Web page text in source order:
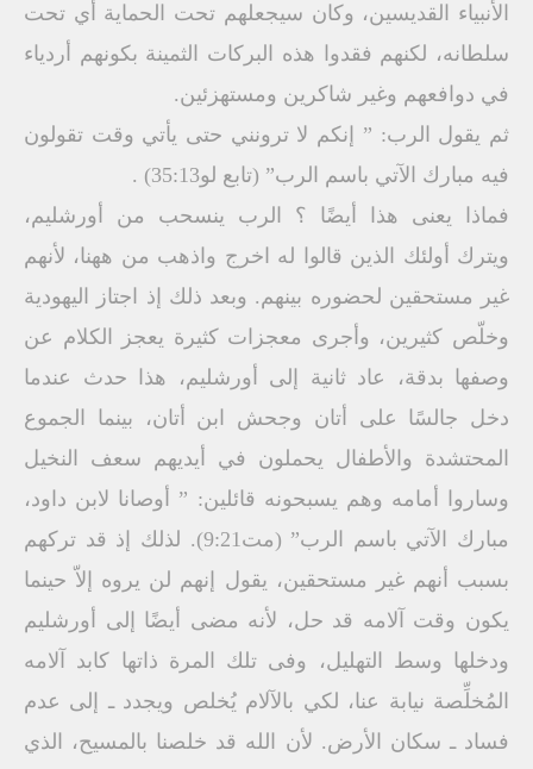
الأنبياء القديسين، وكان سيجعلهم تحت الحماية أي تحت
سلطانه، لكنهم فقدوا هذه البركات الثمينة بكونهم أردياء
في دوافعهم وغير شاكرين ومستهزئين.
ثم يقول الرب: ” إنكم لا ترونني حتى يأتي وقت تقولون
فيه مبارك الآتي باسم الرب” (تابع لو35:13) .
فماذا يعنى هذا أيضًا ؟ الرب ينسحب من أورشليم،
ويترك أولئك الذين قالوا له اخرج واذهب من ههنا، لأنهم
غير مستحقين لحضوره بينهم. وبعد ذلك إذ اجتاز اليهودية
وخلّص كثيرين، وأجرى معجزات كثيرة يعجز الكلام عن
وصفها بدقة، عاد ثانية إلى أورشليم، هذا حدث عندما
دخل جالسًا على أتان وجحش ابن أتان، بينما الجموع
المحتشدة والأطفال يحملون في أيديهم سعف النخيل
وساروا أمامه وهم يسبحونه قائلين: ” أوصانا لابن داود،
مبارك الآتي باسم الرب” (مت9:21). لذلك إذ قد تركهم
بسبب أنهم غير مستحقين، يقول إنهم لن يروه إلاّ حينما
يكون وقت آلامه قد حل، لأنه مضى أيضًا إلى أورشليم
ودخلها وسط التهليل، وفى تلك المرة ذاتها كابد آلامه
المُخلِّصة نيابة عنا، لكي بالآلام يُخلص ويجدد ـ إلى عدم
فساد ـ سكان الأرض. لأن الله قد خلصنا بالمسيح، الذي